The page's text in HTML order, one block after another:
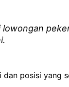
posisi yang